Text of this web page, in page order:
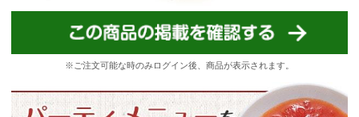
※ご注文可能な時のみログイン後、商品が表示されます。